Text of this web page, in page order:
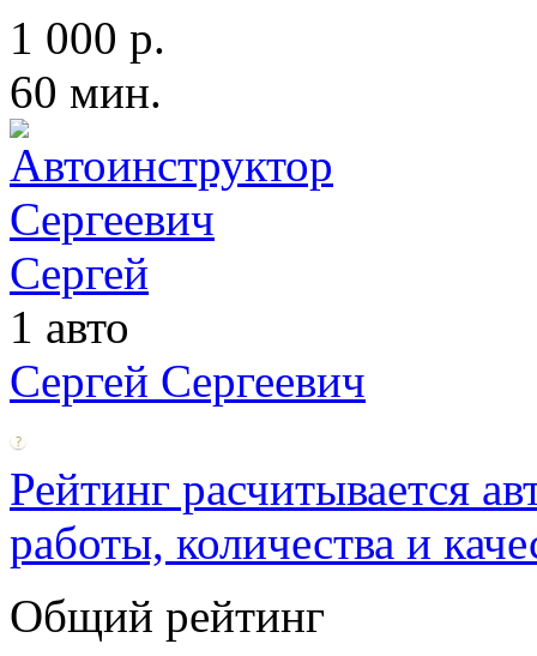
1 000 р.
60 мин.
1 авто
Сергей Сергеевич
Рейтинг расчитывается
работы, количества и
Общий рейтинг